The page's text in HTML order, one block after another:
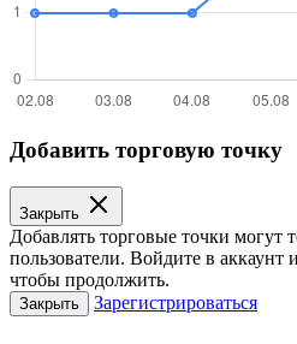
Добавить торговую точку
Закрыть
Добавлять торговые точки могут
пользователи. Войдите в аккаунт
чтобы продолжить.
Закрыть Зарегистрироваться